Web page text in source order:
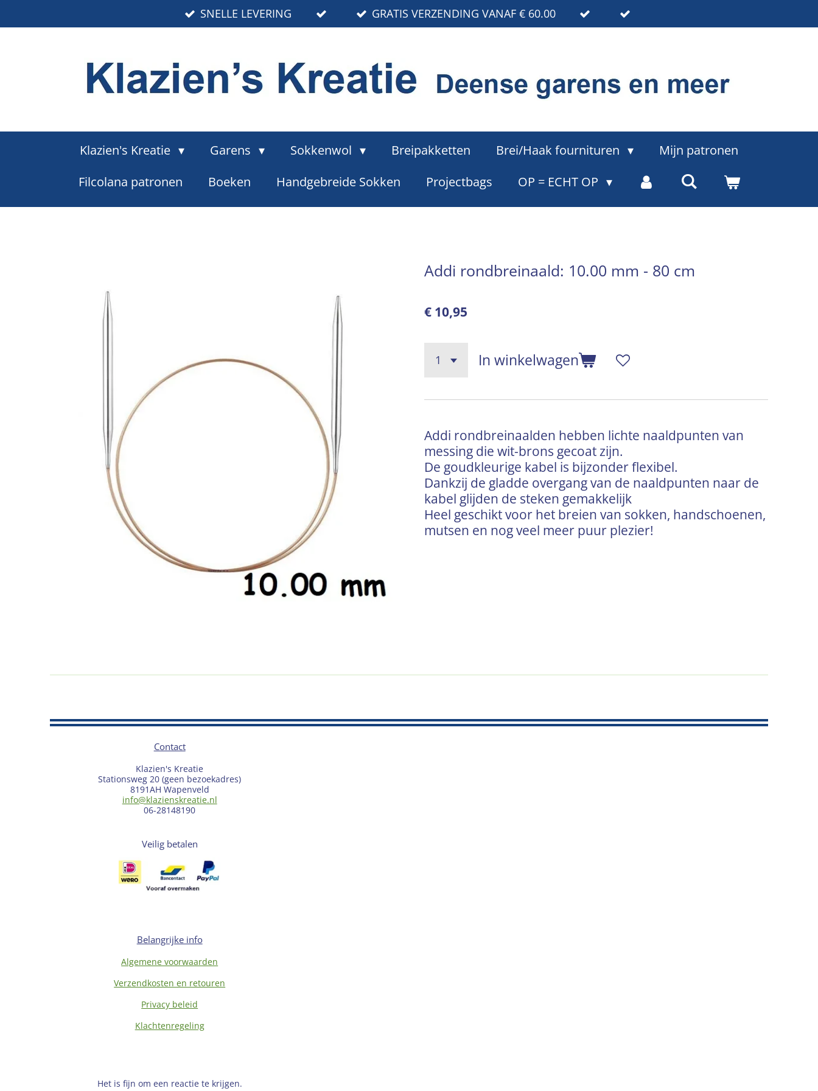
direct
SNELLE LEVERING GRATIS VERZENDING VANAF € 60.00
Klazien's Kreatie Garens Sokkenwol Breipakketten Brei/Haak fournituren
Mijn patronen
Filcolana patronen
Boeken Handgebreide Sokken Projectbags OP = ECHT OP
Addi rondbreinaald: 10.00 mm - 80 cm
€ 10,95
In winkelwagen
Addi rondbreinaalden hebben lichte naaldpunten van
messing die wit-brons gecoat zijn.
De goudkleurige kabel is bijzonder flexibel.
Dankzij de gladde overgang van de naaldpunten naar de
kabel glijden de steken gemakkelijk
Heel geschikt voor het breien van sokken, handschoenen,
mutsen en nog veel meer puur plezier!
Contact
Klazien's Kreatie
Stationsweg 20 (geen bezoekadres)
8191AH Wapenveld
info@klazienskreatie.nl
06-28148190
Veilig betalen
Belangrijke info
Algemene voorwaarden
Verzendkosten en retouren
Privacy beleid
Klachtenregeling
Het is fijn om een reactie te krijgen.